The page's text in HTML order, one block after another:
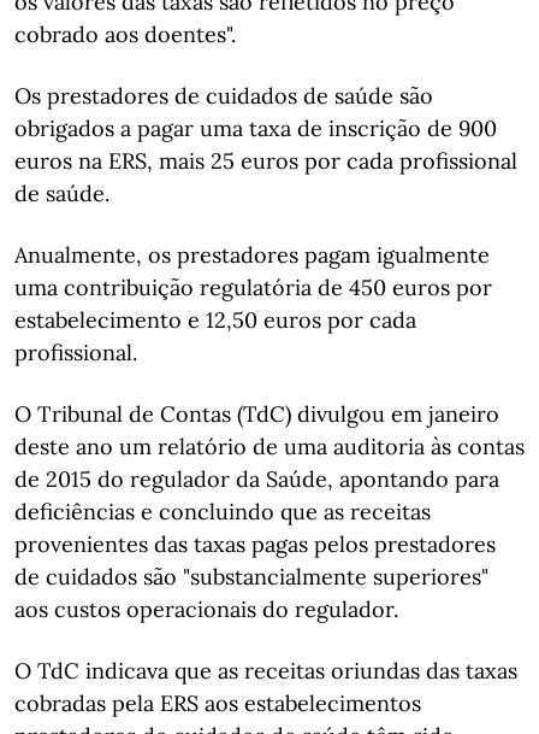
cobrado aos doentes".
Os prestadores de cuidados de saúde são
obrigados a pagar uma taxa de inscrição de 900
euros na ERS, mais 25 euros por cada profissional
de saúde.
Anualmente, os prestadores pagam igualmente
uma contribuição regulatória de 450 euros por
estabelecimento e 12,50 euros por cada
profissional.
O Tribunal de Contas (TdC) divulgou em janeiro
deste ano um relatório de uma auditoria às contas
de 2015 do regulador da Saúde, apontando para
deficiências e concluindo que as receitas
provenientes das taxas pagas pelos prestadores
de cuidados são "substancialmente superiores"
aos custos operacionais do regulador.
O TdC indicava que as receitas oriundas das taxas
cobradas pela ERS aos estabelecimentos